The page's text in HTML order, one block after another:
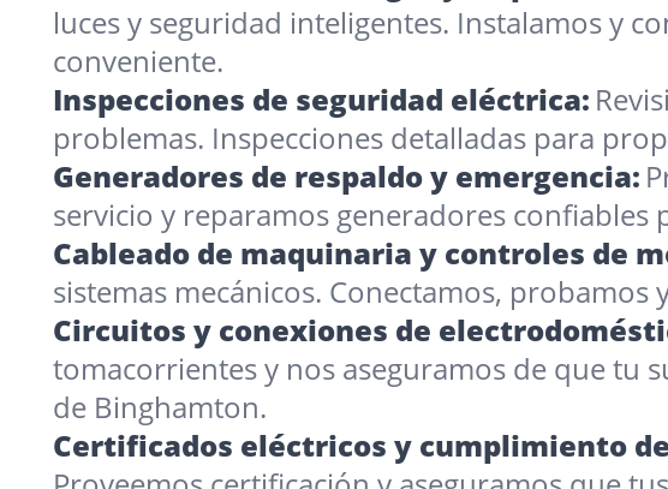
luces y seguridad inteligentes. Instalamos y
conveniente.
Inspecciones de seguridad eléctrica:
problemas. Inspecciones detalladas para
Generadores de respaldo y emergencia:
servicio y reparamos generadores
Cableado de maquinaria y controles de
sistemas mecánicos. Conectamos,
Circuitos y conexiones de
tomacorrientes y nos aseguramos de que tu
de Binghamton.
Certificados eléctricos y cumplimiento